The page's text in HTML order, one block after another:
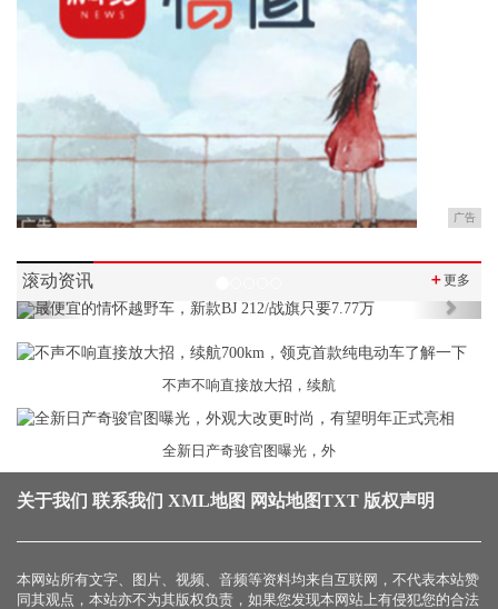
广告
滚动资讯 ＋更多
Previous Next
不声不响直接放大招，续航
全新日产奇骏官图曝光，外
关于我们 联系我们 XML地图 网站地图TXT 版权声明
本网站所有文字、图片、视频、音频等资料均来自互联网，不代表本站赞
同其观点，本站亦不为其版权负责，如果您发现本网站上有侵犯您的合法